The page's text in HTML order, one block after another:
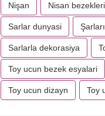
Nişan Nisan bezekleri
Sarlar dunyasi
Sarlarla dekorasiya
Toy ucun bezek esyalari
Toy ucun dizayn Toy